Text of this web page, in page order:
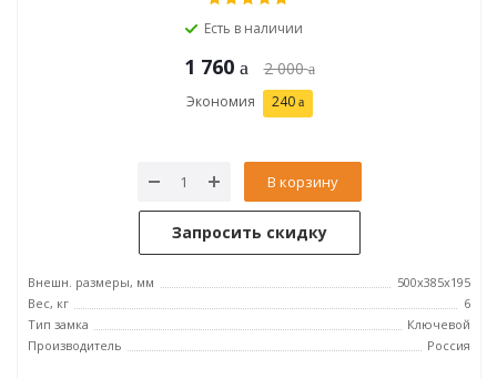
Есть в наличии
1 760 2 000
Экономия 240
В корзину
Запросить скидку
Внешн. размеры, мм
500х385х195
Вес, кг
6
Тип замка
Ключевой
Производитель
Россия